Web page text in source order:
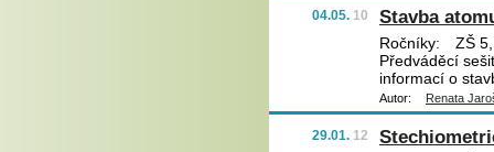
04.05. 10 Stavba
Ročníky:
ZŠ
Předváděcí
informací o
Autor: Renata
29.01. 12